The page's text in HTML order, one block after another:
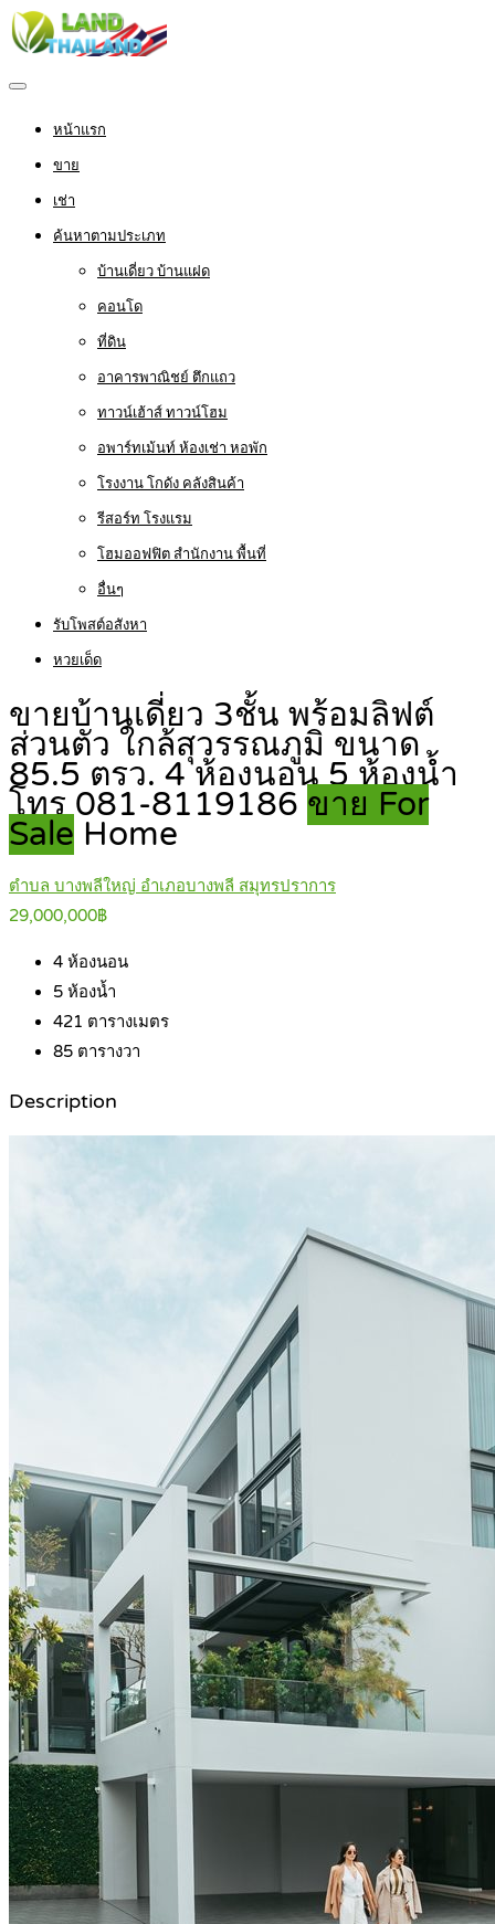
หน้าแรก
ขาย
เช่า
ค้นหาตามประเภท
บ้านเดี่ยว บ้านแฝด
คอนโด
ที่ดิน
อาคารพาณิชย์ ตึกแถว
ทาวน์เฮ้าส์ ทาวน์โฮม
อพาร์ทเม้นท์ ห้องเช่า หอพัก
โรงงาน โกดัง คลังสินค้า
รีสอร์ท โรงแรม
โฮมออฟฟิต สำนักงาน พื้นที่
อื่นๆ
รับโพสต์อสังหา
หวยเด็ด
ขายบ้านเดี่ยว 3ชั้น พร้อมลิฟต์
ส่วนตัว ใกล้สุวรรณภูมิ ขนาด
85.5 ตรว. 4 ห้องนอน 5 ห้องน้ำ
โทร 081-8119186 ขาย For
Sale Home
ตำบล บางพลีใหญ่ อำเภอบางพลี สมุทรปราการ
29,000,000฿
4 ห้องนอน
5 ห้องน้ำ
421 ตารางเมตร
85 ตารางวา
Description